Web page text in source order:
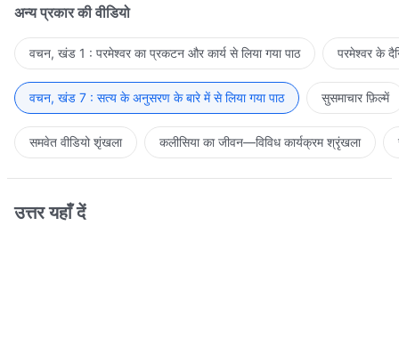
अन्य प्रकार की वीडियो
वचन, खंड 1 : परमेश्वर का प्रकटन और कार्य से लिया गया पाठ परमेश्वर के
वचन, खंड 7 : सत्य के अनुसरण के बारे में से लिया गया पाठ सुसमाचार फ़िल्में
समवेत वीडियो शृंखला कलीसिया का जीवन—विविध कार्यक्रम श्रृंखला
उत्तर यहाँ दें